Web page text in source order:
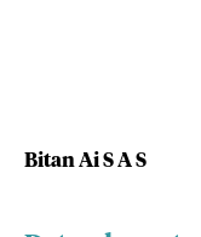
Bitan Ai S A S